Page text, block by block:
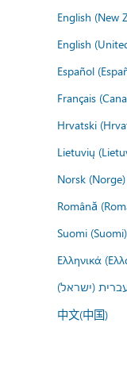
English (New
English
Español
Français
Hrvatski
Lietuvių
Norsk (Norge)
Română
Suomi (Suomi)
Ελληνικά
(ישראל)
中文(中国)